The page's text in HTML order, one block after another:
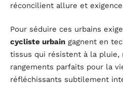
réconcilient allure et
Pour séduire ces urbains
cycliste urbain gagnent en
tissus qui résistent à la pluie,
rangements parfaits pour la
réfléchissants subtilement